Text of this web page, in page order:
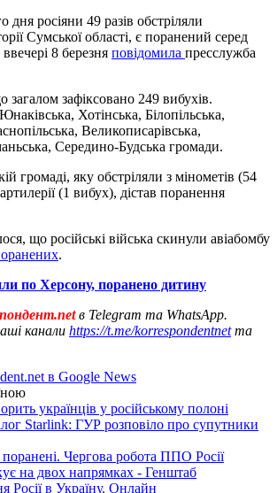
росіяни 49 разів обстріляли
Сумської області, є поранений серед
8 березня повідомила пресслужба
загалом зафіксовано 249 вибухів.
Хотінська, Білопільська,
Великописарівська,
Середино-Будська громади.
громаді, яку обстріляли з мінометів (54
(1 вибух), дістав поранення
що російські війська скинули авіабомбу
.
по Херсону, поранено дитину
в Telegram та WhatsApp.
канали https://t.me/korrespondentnetта
в Google News
українців у російському полоні
Starlink: ГУР розповіло про супутники
Чергова робота ППО Росії
на двох напрямках - Генштаб
Росії в Україну. Онлайн